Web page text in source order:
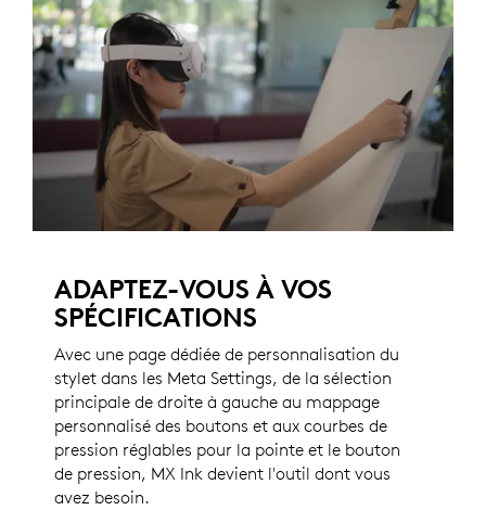
ADAPTEZ-VOUS À VOS
SPÉCIFICATIONS
Avec une page dédiée de personnalisation du
stylet dans les Meta Settings, de la sélection
principale de droite à gauche au mappage
personnalisé des boutons et aux courbes de
pression réglables pour la pointe et le bouton
de pression, MX Ink devient l'outil dont vous
avez besoin.